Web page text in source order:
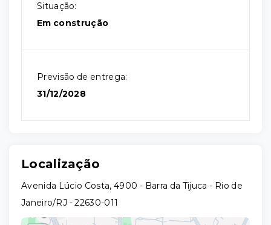
Situação:
Em construção
Previsão de entrega:
31/12/2028
Localização
Avenida Lúcio Costa, 4900 - Barra da Tijuca - Rio de
Janeiro/RJ - 22630-011